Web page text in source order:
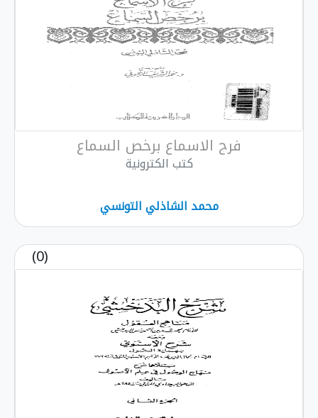
فرح الاسماع برخص السماع
كتب الكترونية
محمد الشاذلي التونسي